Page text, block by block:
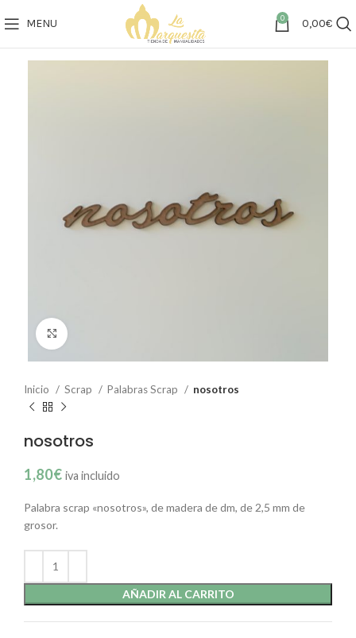
MENU 0 0,00€
Inicio Scrap Palabras Scrap nosotros
nosotros
1,80€ iva incluido
Palabra scrap «nosotros», de madera de dm, de 2,5 mm de
grosor.
AÑADIR AL CARRITO